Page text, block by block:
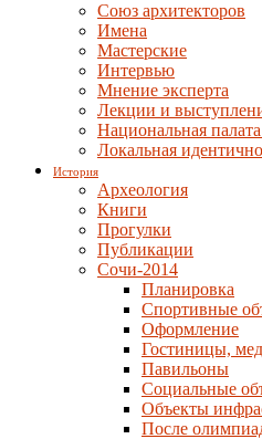
Союз архитекторов
Имена
Мастерские
Интервью
Мнение эксперта
Лекции и
Национальная
Локальная
История
Археология
Книги
Прогулки
Публикации
Сочи-2014
Планировка
Спортивные
Оформление
Гостиницы,
Павильоны
Социальные
Объекты
После